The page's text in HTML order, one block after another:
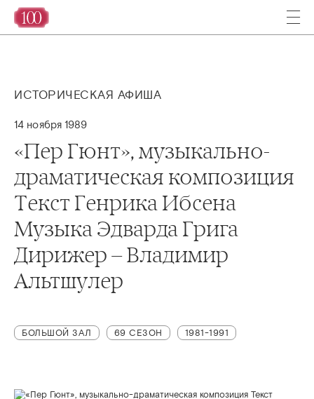
ИСТОРИЧЕСКАЯ АФИША
14 ноября 1989
«Пер Гюнт», музыкально-
драматическая композиция
Текст Генрика Ибсена
Музыка Эдварда Грига
Дирижер – Владимир
Альтшулер
БОЛЬШОЙ ЗАЛ 69 СЕЗОН 1981-1991